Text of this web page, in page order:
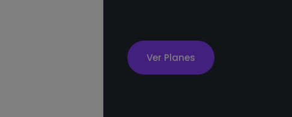
Ver Planes